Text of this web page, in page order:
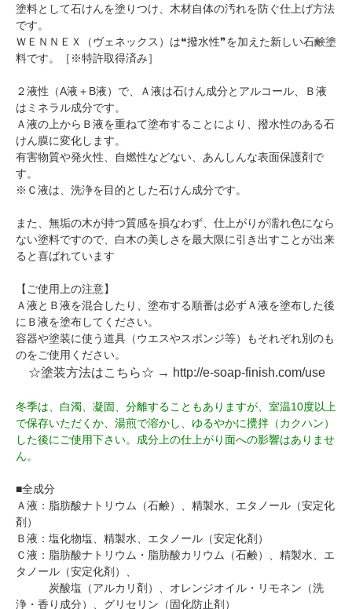
塗料として石けんを塗りつけ、木材自体の汚れを防ぐ仕上げ方法
です。
ＷＥＮＮＥＸ（ヴェネックス）は❝撥水性❞を加えた新しい石鹸塗
料です。［※特許取得済み］
２液性（A液＋B液）で、Ａ液は石けん成分とアルコール、Ｂ液
はミネラル成分です。
Ａ液の上からＢ液を重ねて塗布することにより、撥水性のある石
けん膜に変化します。
有害物質や発火性、自燃性などない、あんしんな表面保護剤で
す。
※Ｃ液は、洗浄を目的とした石けん成分です。
また、無垢の木が持つ質感を損なわず、仕上がりが濡れ色になら
ない塗料ですので、白木の美しさを最大限に引き出すことが出来
ると喜ばれています
【ご使用上の注意】
Ａ液とＢ液を混合したり、塗布する順番は必ずＡ液を塗布した後
にＢ液を塗布してください。
容器や塗装に使う道具（ウエスやスポンジ等）もそれぞれ別のも
のをご使用ください。
☆塗装方法はこちら☆ → http://e-soap-finish.com/use
冬季は、白濁、凝固、分離することもありますが、室温10度以上
で保存いただくか、湯煎で溶かし、ゆるやかに攪拌（カクハン）
した後にご使用下さい。成分上の仕上がり面への影響はありませ
ん。
■全成分
Ａ液：脂肪酸ナトリウム（石鹸）、精製水、エタノール（安定化
剤）
Ｂ液：塩化物塩、精製水、エタノール（安定化剤）
Ｃ液：脂肪酸ナトリウム・脂肪酸カリウム（石鹸）、精製水、エ
タノール（安定化剤）、
炭酸塩（アルカリ剤）、オレンジオイル・リモネン（洗
浄・香り成分）、グリセリン（固化防止剤）